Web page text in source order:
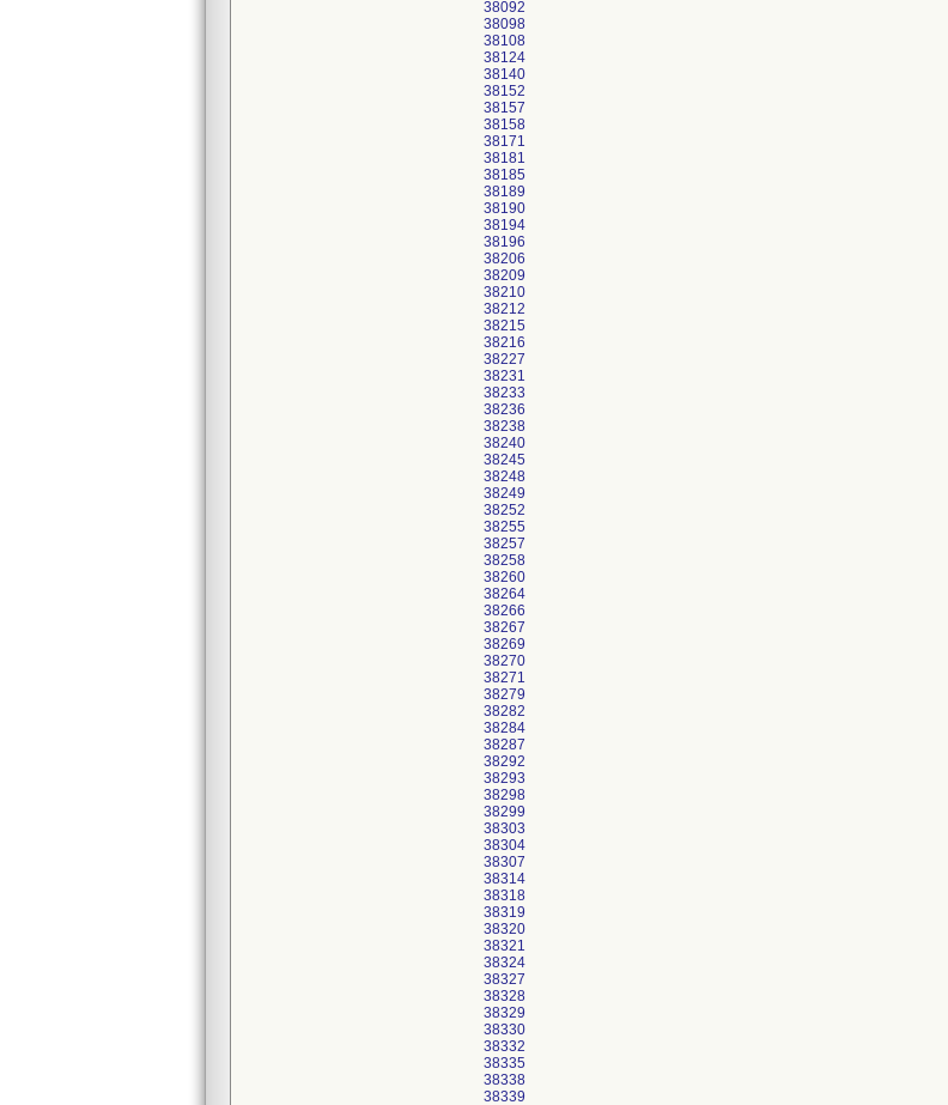
38092
38098
38108
38124
38140
38152
38157
38158
38171
38181
38185
38189
38190
38194
38196
38206
38209
38210
38212
38215
38216
38227
38231
38233
38236
38238
38240
38245
38248
38249
38252
38255
38257
38258
38260
38264
38266
38267
38269
38270
38271
38279
38282
38284
38287
38292
38293
38298
38299
38303
38304
38307
38314
38318
38319
38320
38321
38324
38327
38328
38329
38330
38332
38335
38338
38339